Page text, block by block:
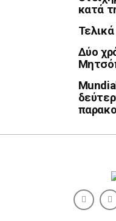
κατά
Δύο